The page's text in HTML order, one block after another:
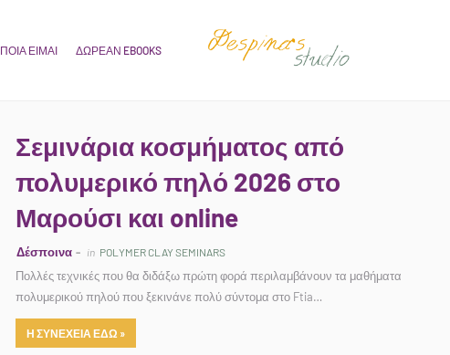
ΠΟΙΑ ΕΙΜΑΙ ΔΩΡΕΑΝ EBOOKS
Σεμινάρια κοσμήματος από
πολυμερικό πηλό 2026 στο
Μαρούσι και online
Δέσποινα in POLYMER CLAY SEMINARS
Πολλές τεχνικές που θα διδάξω πρώτη φορά περιλαμβάνουν τα μαθήματα
πολυμερικού πηλού που ξεκινάνε πολύ σύντομα στο Ftia…
Η ΣΥΝΕΧΕΙΑ ΕΔΩ »